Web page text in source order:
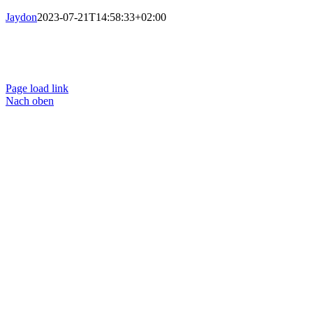
Jaydon2023-07-21T14:58:33+02:00
Page load link
Nach oben